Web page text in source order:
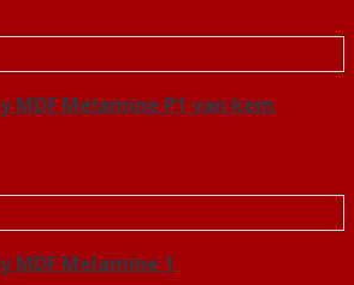
MDF Melamine P1 van kem
MDF Melamine 1